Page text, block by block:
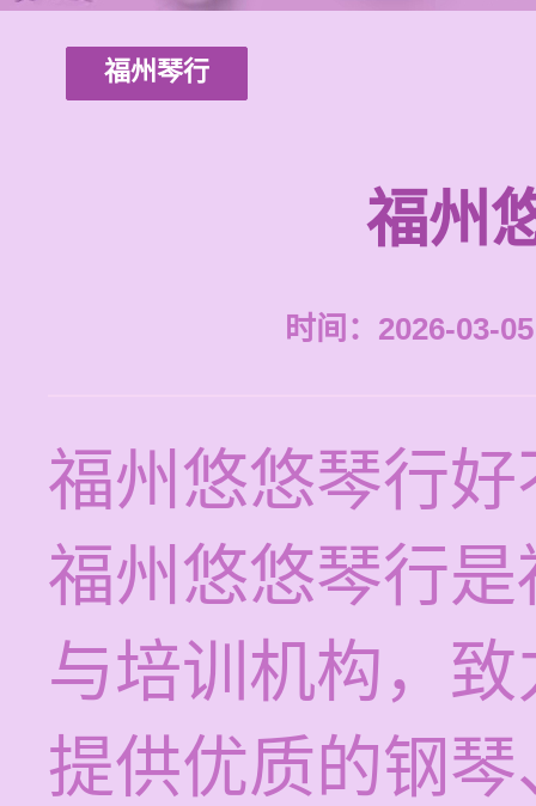
福州琴行
福州
时间：2026-03-
福州悠悠琴行
福州悠悠琴行
与培训机构，
提供优质的钢